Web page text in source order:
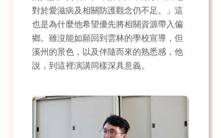
對於愛滋病及相關防護觀念仍不足。」這
也是為什麼他希望優先將相關資源帶入偏
鄉。雖沒能如願回到雲林的學校宣導，但
溪州的景色，以及伴隨而來的熟悉感，他
說，到這裡演講同樣深具意義。